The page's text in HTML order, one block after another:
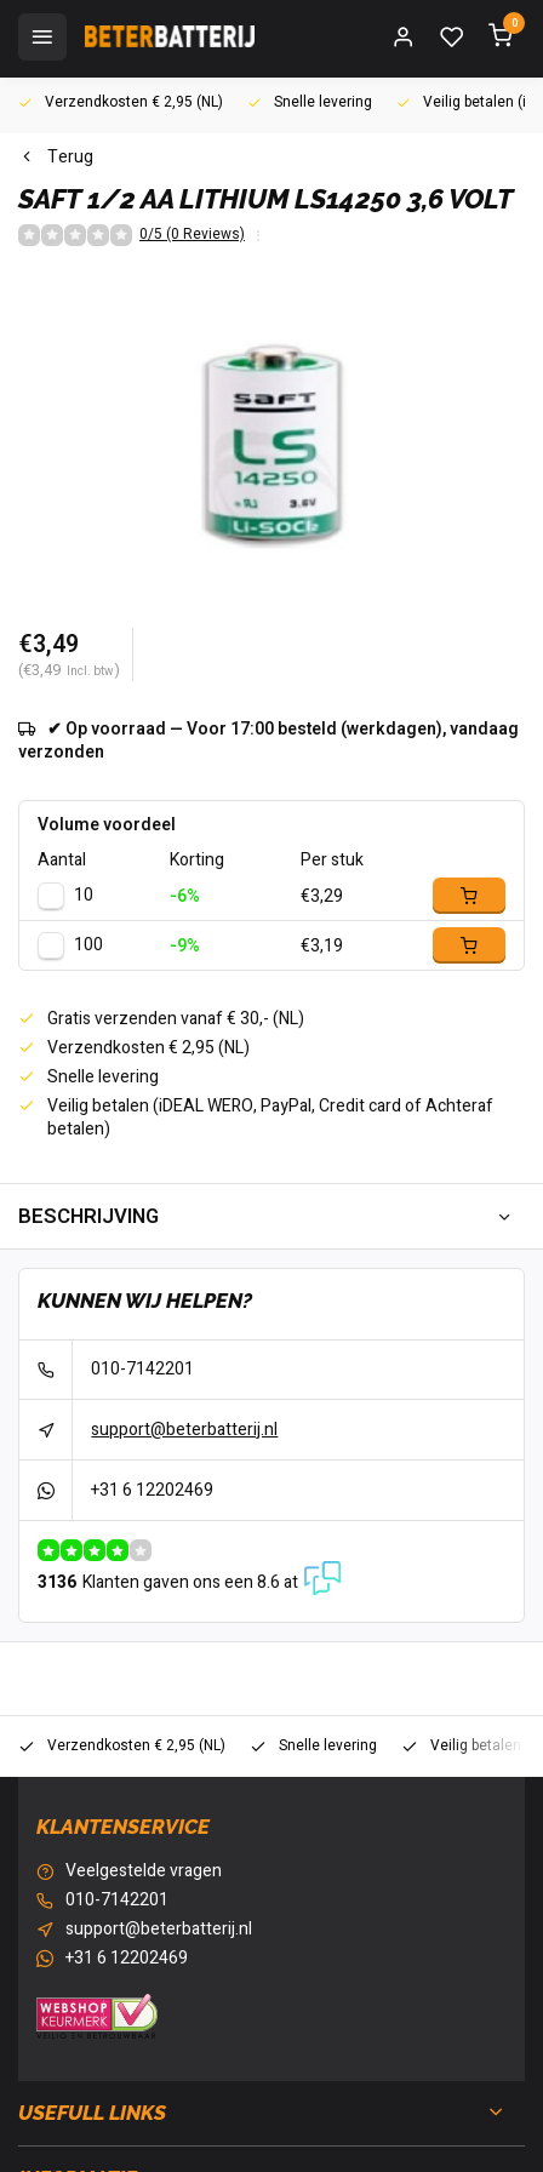
0
Verzendkosten € 2,95 (NL) Snelle levering Veilig betalen
Terug
SAFT1/2 AA LITHIUM LS14250 3,6 VOLT
0/5 (0 Reviews)
€3,49
(€3,49 Incl. btw)
✔ Op voorraad — Voor 17:00 besteld (werkdagen), vandaag
verzonden
Volume voordeel
Aantal
Korting
Per stuk
10
-6%
€3,29
100
-9% €3,19
Gratis verzenden vanaf € 30,- (NL)
Verzendkosten € 2,95 (NL)
Snelle levering
Veilig betalen (iDEAL WERO, PayPal, Credit card of Achteraf
betalen)
BESCHRIJVING
KUNNEN WIJ HELPEN?
010-7142201
support@beterbatterij.nl
+31 6 12202469
3136 Klanten gaven ons een 8.6 at
Verzendkosten € 2,95 (NL) Snelle levering Veilig betalen
KLANTENSERVICE
Veelgestelde vragen
010-7142201
support@beterbatterij.nl
+31 6 12202469
USEFULL LINKS